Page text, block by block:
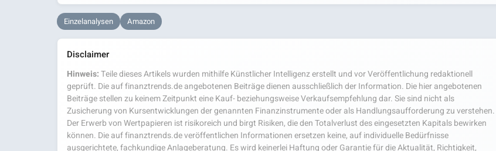
Einzelanalysen Amazon
Disclaimer
Hinweis:Teile dieses Artikels wurden mithilfe Künstlicher Intelligenz erstellt und vor Veröffentlichung redaktionell
geprüft. Die auf finanztrends.de angebotenen Beiträge dienen ausschließlich der Information. Die hier angebotenen
Beiträge stellen zu keinem Zeitpunkt eine Kauf- beziehungsweise Verkaufsempfehlung dar. Sie sind nicht als
Zusicherung von Kursentwicklungen der genannten Finanzinstrumente oder als Handlungsaufforderung zu verstehen.
Der Erwerb von Wertpapieren ist risikoreich und birgt Risiken, die den Totalverlust des eingesetzten Kapitals bewirken
können. Die auf finanztrends.de veröffentlichen Informationen ersetzen keine, auf individuelle Bedürfnisse
ausgerichtete, fachkundige Anlageberatung. Es wird keinerlei Haftung oder Garantie für die Aktualität, Richtigkeit,